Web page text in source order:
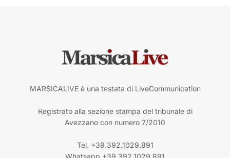
MARSICALIVE è una testata di LiveCommunication
Registrato alla sezione stampa del tribunale di
Avezzano con numero 7/2010
Tel. +39.392.1029.891
Whatsapp +39.392.1029.891